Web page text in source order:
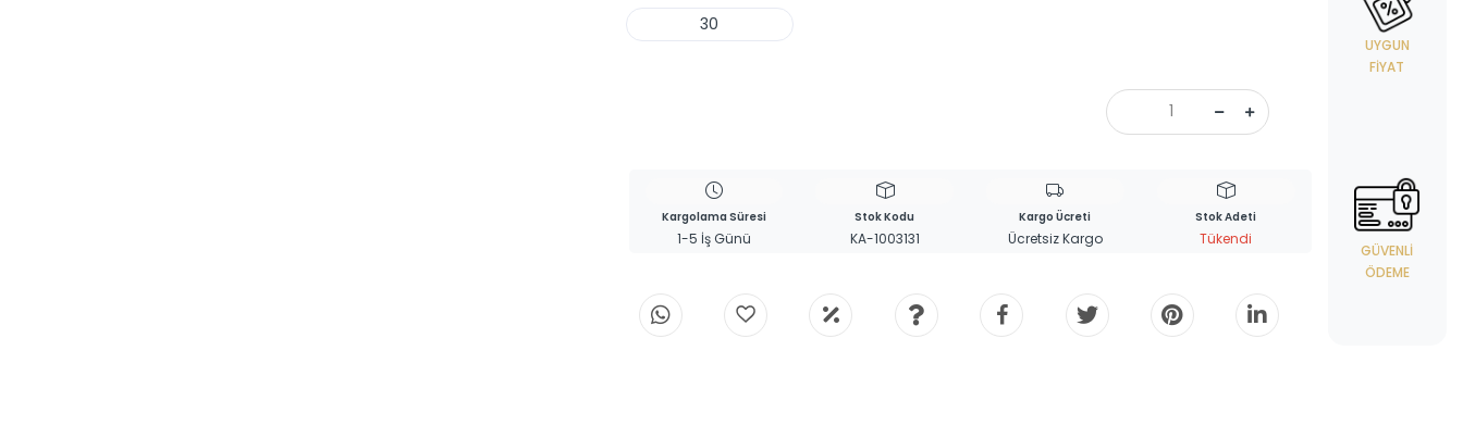
30
Kargolama Süresi
1-5 İş Günü
Stok Kodu
KA-1003131
Kargo Ücreti
Ücretsiz Kargo
Stok Adeti
Tükendi
UYGUN
FIYAT
GÜVENLI
ÖDEME